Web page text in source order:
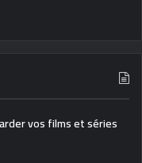
vos films et séries